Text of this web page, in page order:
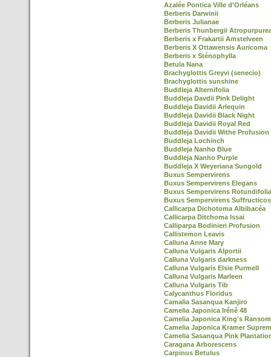
Azalée Pontica Ville d'Orléans
Berberis Darwinii
Berberis Julianae
Berberis Thunbergii
Berberis x Frakartii Amstelveen
Berberis X Ottawensis Auricoma
Berberis x Sténophylla
Betula Nana
Brachyglottis Greyvi (senecio)
Brachyglottis sunshine
Buddleja Alternifolia
Buddleja Davdii Pink Delight
Buddleja Davidii Arlequin
Buddleja Davidii Black Night
Buddleja Davidii Royal Red
Buddleja Davidii Withe Profusion
Buddleja Lochinch
Buddleja Nanho Blue
Buddleja Nanho Purple
Buddleja X Weyeriana Sungold
Buxus Sempervirens
Buxus Sempervirens Elegans
Buxus Sempervirens Rotundifolia
Buxus Sempervirens
Callicarpa Dichotoma Albibacéa
Callicarpa Ditchoma Issai
Calliparpa Bodinieri Profusion
Callistemon Leavis
Calluna Anne Mary
Calluna Vulgaris Alportii
Calluna Vulgaris darkness
Calluna Vulgaris Elsie Purmell
Calluna Vulgaris Marleen
Calluna Vulgaris Tib
Calycanthus Floridus
Camalia Sasanqua Kanjiro
Camelia Japonica Iréné 48
Camelia Japonica King's Ransom
Camelia Japonica Kramer
Camelia Sasanqua Pink
Caragana Arborescens
Carpinus Betulus